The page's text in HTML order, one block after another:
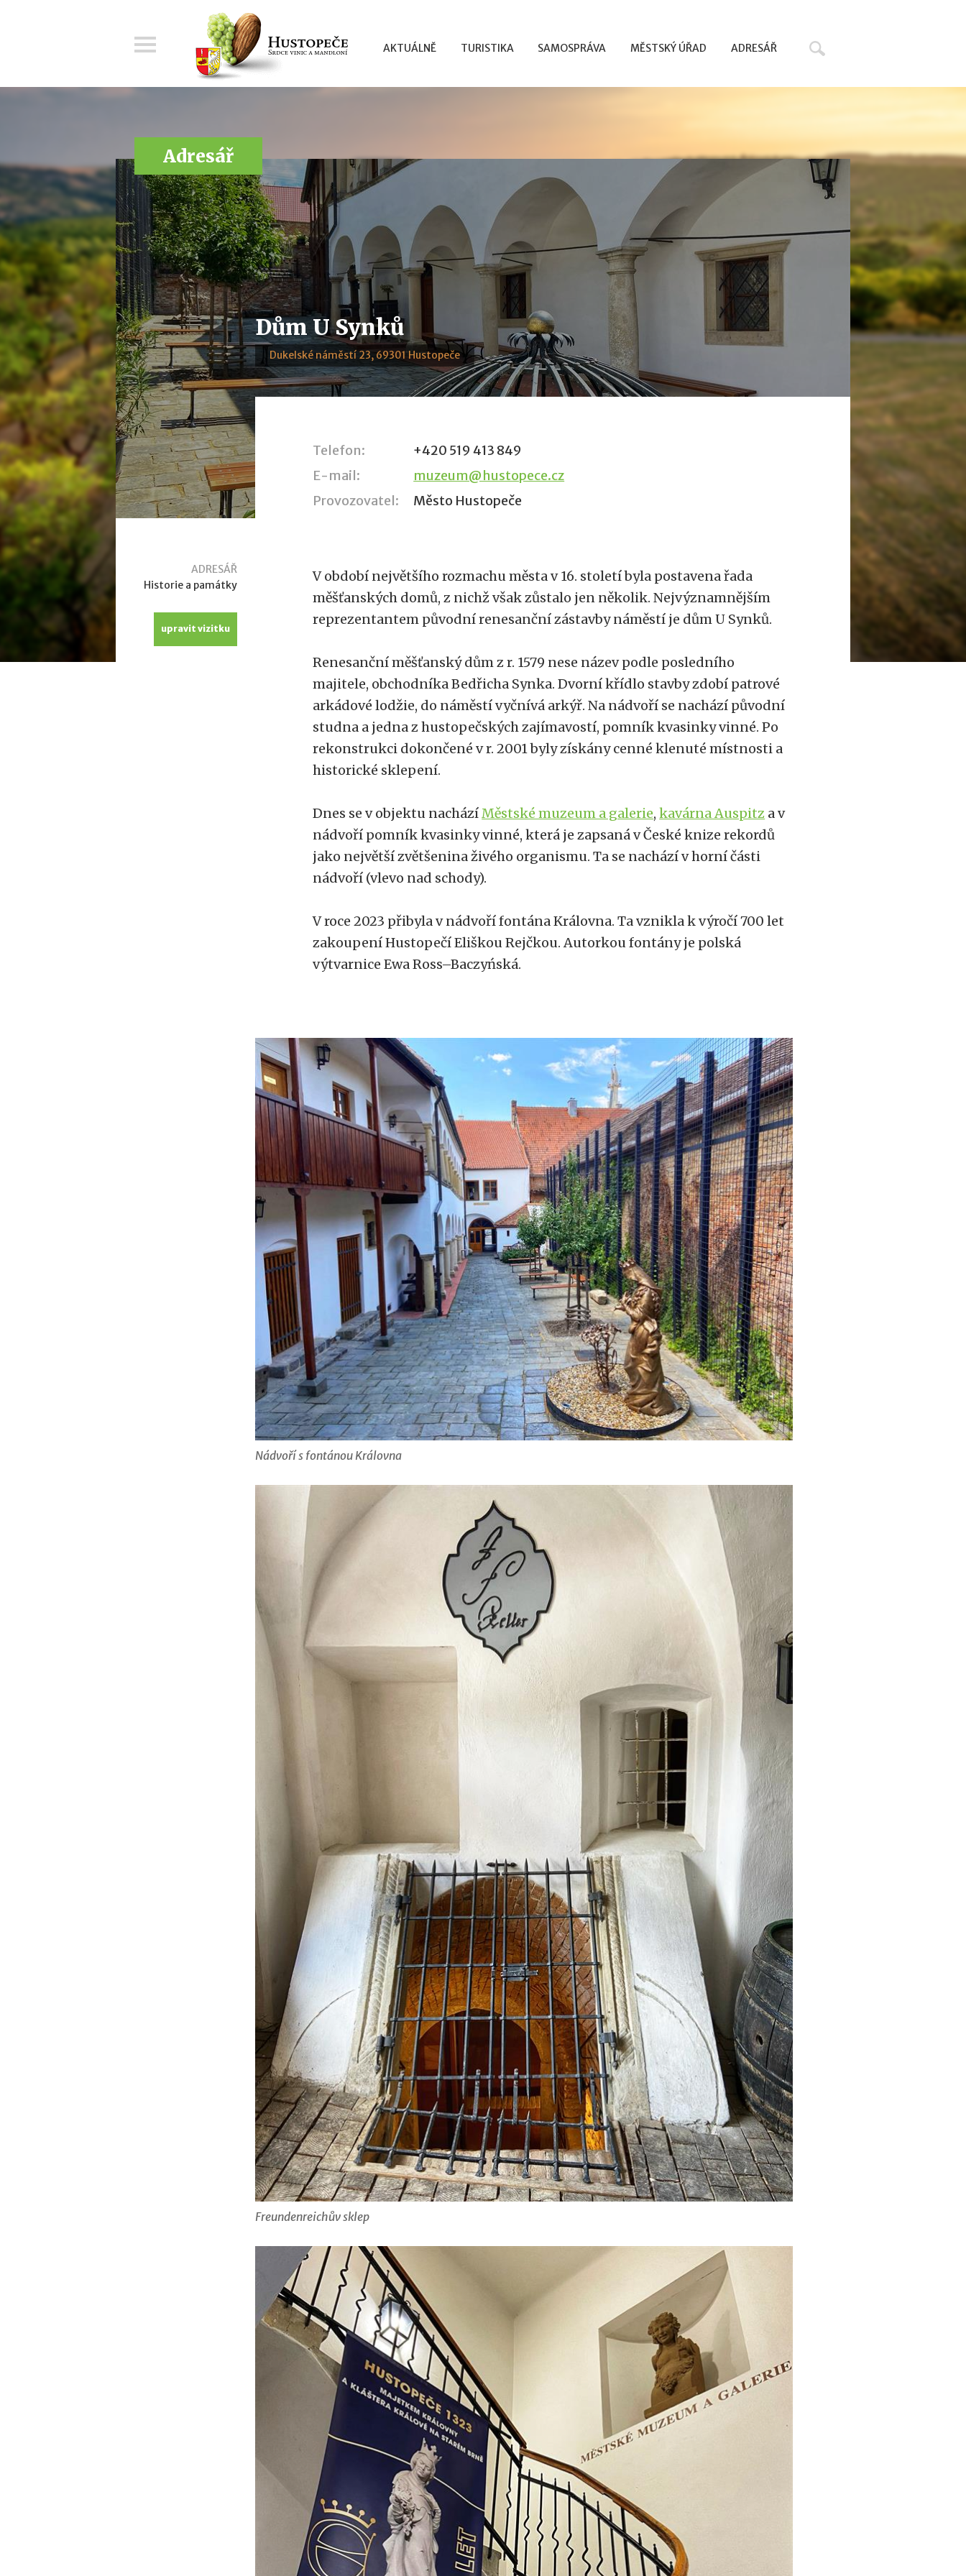
AKTUÁLNĚ TURISTIKA SAMOSPRÁVA MĚSTSKÝ ÚŘAD ADRESÁŘ
Adresář
Dům U Synků
Dukelské náměstí 23, 69301 Hustopeče
ADRESÁŘ
Historie a památky
upravit vizitku
Telefon:
+420 519 413 849
E-mail:
muzeum@hustopece.cz
Provozovatel:
Město Hustopeče
V období největšího rozmachu města v 16. století byla postavena řada
měšťanských domů, z nichž však zůstalo jen několik. Nejvýznamnějším
reprezentantem původní renesanční zástavby náměstí je dům U Synků.
Renesanční měšťanský dům z r. 1579 nese název podle posledního
majitele, obchodníka Bedřicha Synka. Dvorní křídlo stavby zdobí patrové
arkádové lodžie, do náměstí vyčnívá arkýř. Na nádvoří se nachází původní
studna a jedna z hustopečských zajímavostí, pomník kvasinky vinné. Po
rekonstrukci dokončené v r. 2001 byly získány cenné klenuté místnosti a
historické sklepení.
Dnes se v objektu nacházíMěstské muzeum a galerie,kavárna Auspitz a v
nádvoří pomník kvasinky vinné, která je zapsaná v České knize rekordů
jako největší zvětšenina živého organismu. Ta se nachází v horní části
nádvoří (vlevo nad schody).
V roce 2023 přibyla v nádvoří fontána Královna. Ta vznikla k výročí 700 let
zakoupení Hustopečí Eliškou Rejčkou. Autorkou fontány je polská
výtvarnice Ewa Ross–Baczyńská.
Nádvoří s fontánou Královna
Freundenreichův sklep